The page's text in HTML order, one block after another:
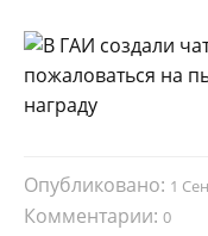
Опубликовано: 1
Комментарии: 0